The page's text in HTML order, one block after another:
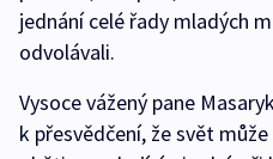
jednání celé řady mladých
odvolávali.
Vysoce vážený pane
k přesvědčení, že svět